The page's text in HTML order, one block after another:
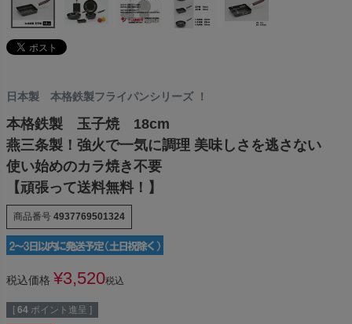
日本製 本格鉄製フライパンシリーズ ！
本格鉄製 玉子焼 18cm
燕三条製！強火で一気に調理 美味しさを逃さない
使い始めのカラ焼き不要
【頑張って送料無料！】
商品番号 4937769501324
税込価格 ¥3,520税込
[ 64 ポイント進呈 ]